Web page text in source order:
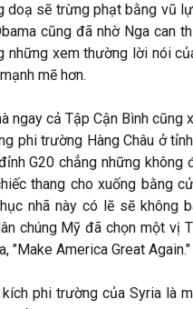
doạ sẽ trừng phạt bằng vũ
cũng đã nhờ Nga can
những xem thường lời nói
mẽ hơn.
ngay cả Tập Cận Bình
phi trường Hàng Châu ở
G20 chẳng những
thang cho xuống bằng
nhã này có lẽ sẽ không
chúng Mỹ đã chọn một vị
"Make America Great Again."
phi trường của Syria là